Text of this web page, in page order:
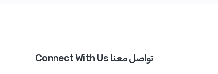
Connect With Us تواصل معنا